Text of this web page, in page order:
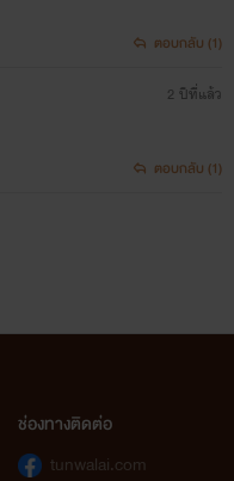
ตอบกลับ (1)
2 ปีที่แล้ว
ตอบกลับ (1)
ช่องทางติดต่อ
tunwalai.com